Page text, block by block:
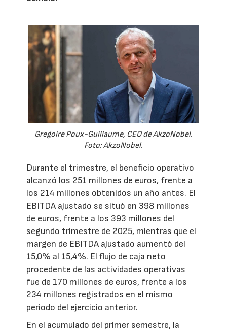
Gregoire Poux-Guillaume, CEO de AkzoNobel.
Foto: AkzoNobel.
Durante el trimestre, el beneficio operativo
alcanzó los 251 millones de euros, frente a
los 214 millones obtenidos un año antes. El
EBITDA ajustado se situó en 398 millones
de euros, frente a los 393 millones del
segundo trimestre de 2025, mientras que el
margen de EBITDA ajustado aumentó del
15,0% al 15,4%. El flujo de caja neto
procedente de las actividades operativas
fue de 170 millones de euros, frente a los
234 millones registrados en el mismo
periodo del ejercicio anterior.
En el acumulado del primer semestre, la